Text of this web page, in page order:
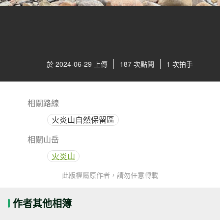
於 2024-06-29 上傳 187 次點閱 1 次拍手
相關路線
火炎山自然保留區
相關山岳
火炎山
此版權屬原作者，請勿任意轉載
作者其他相簿